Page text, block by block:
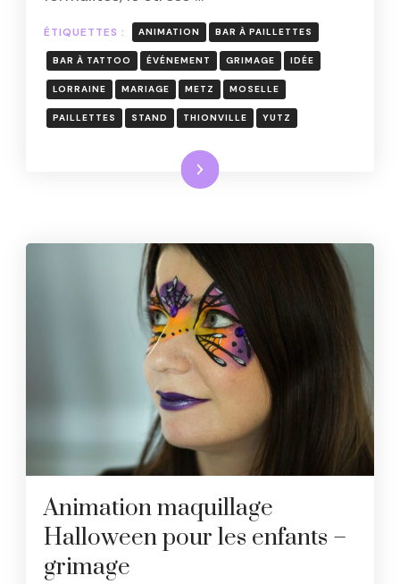
EN
MOSELLE
ÉTIQUETTES : ANIMATION BAR À PAILLETTES
BAR À TATTOO ÉVÉNEMENT GRIMAGE IDÉE
LORRAINE MARIAGE METZ MOSELLE
PAILLETTES STAND THIONVILLE YUTZ
Lire la suite
Animation maquillage
Halloween pour les enfants –
grimage